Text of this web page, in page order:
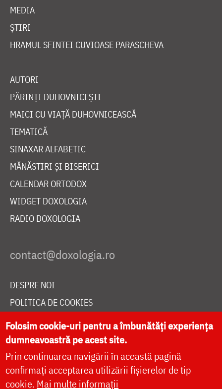
MEDIA
ȘTIRI
HRAMUL SFINTEI CUVIOASE PARASCHEVA
AUTORI
PĂRINȚI DUHOVNICEȘTI
MAICI CU VIAȚĂ DUHOVNICEASCĂ
TEMATICĂ
SINAXAR ALFABETIC
MĂNĂSTIRI ȘI BISERICI
CALENDAR ORTODOX
WIDGET DOXOLOGIA
RADIO DOXOLOGIA
DESPRE NOI
POLITICA DE COOKIES
DONEAZĂ ONLINE PENTRU CATEDRALA NAȚIONALĂ
LIVE
Folosim cookie-uri pentru a îmbunătăți experiența
dumneavoastră pe acest site.
Prin continuarea navigării în această pagină
confirmați acceptarea utilizării fișierelor de tip
cookie. Mai multe informații